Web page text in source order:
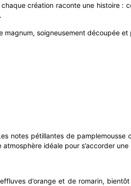
création raconte une histoire :
soigneusement découpée
notes pétillantes de
idéale pour s’accorder
d’orange et de romarin,